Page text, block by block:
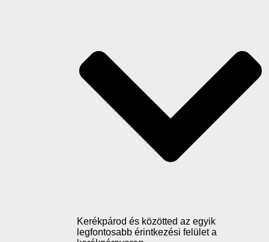
Kerékpárod és közötted az egyik
legfontosabb érintkezési felület a